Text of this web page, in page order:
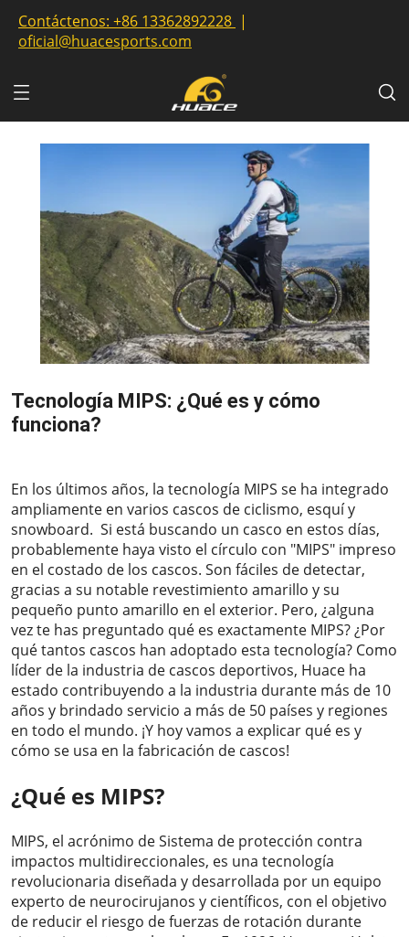
Contáctenos: +86 13362892228 |
oficial@huacesports.com
Tecnología MIPS: ¿Qué es y cómo
funciona?
En los últimos años, la tecnología MIPS se ha integrado
ampliamente en varios cascos de ciclismo, esquí y
snowboard. Si está buscando un casco en estos días,
probablemente haya visto el círculo con "MIPS" impreso
en el costado de los cascos. Son fáciles de detectar,
gracias a su notable revestimiento amarillo y su
pequeño punto amarillo en el exterior. Pero, ¿alguna
vez te has preguntado qué es exactamente MIPS? ¿Por
qué tantos cascos han adoptado esta tecnología? Como
líder de la industria de cascos deportivos, Huace ha
estado contribuyendo a la industria durante más de 10
años y brindado servicio a más de 50 países y regiones
en todo el mundo. ¡Y hoy vamos a explicar qué es y
cómo se usa en la fabricación de cascos!
¿Qué es MIPS?
MIPS, el acrónimo de Sistema de protección contra
impactos multidireccionales, es una tecnología
revolucionaria diseñada y desarrollada por un equipo
experto de neurocirujanos y científicos, con el objetivo
de reducir el riesgo de fuerzas de rotación durante